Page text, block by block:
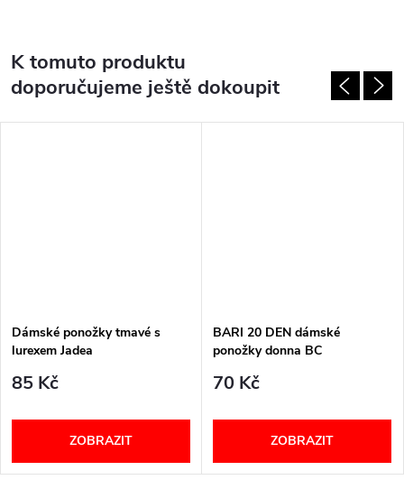
K tomuto produktu
doporučujeme ještě dokoupit
Dámské ponožky tmavé s
lurexem Jadea
85 Kč
ZOBRAZIT
BARI 20 DEN dámské
ponožky donna BC
70 Kč
ZOBRAZIT